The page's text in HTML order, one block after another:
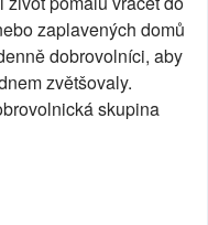
zaplavených domů
dobrovolníci, aby
zvětšovaly.
skupina